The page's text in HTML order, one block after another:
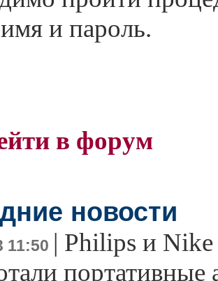
и пароль.
в форум
новости
11:50 | Philips и Nike
портативные